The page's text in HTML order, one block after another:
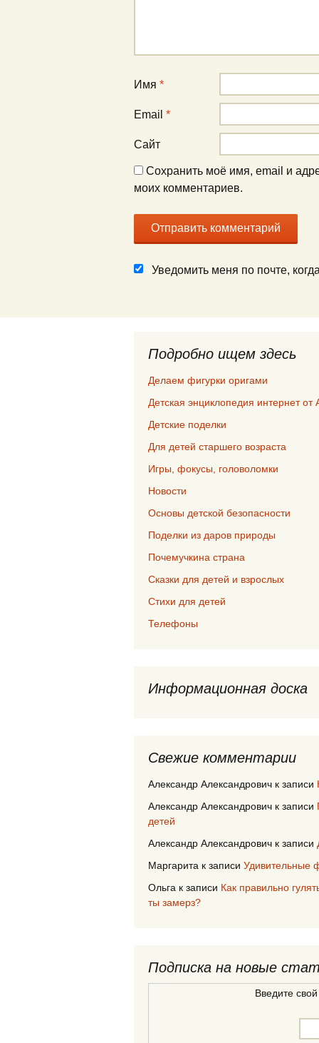
Имя *
Email *
Сайт
Сохранить моё имя, email и
моих комментариев.
Уведомить меня по почте,
Подробно ищем здесь
Делаем фигурки оригами
Детская энциклопедия интернет от
Детские поделки
Для детей старшего возраста
Игры, фокусы, головоломки
Новости
Основы детской безопасности
Поделки из даров природы
Почемучкина страна
Сказки для детей и взрослых
Стихи для детей
Телефоны
Информационная доска
Свежие комментарии
Александр Александрович к записи
Александр Александрович к записи
детей
Александр Александрович к записи
Маргарита к записи Удивительные
Ольга к записи Как правильно
ты замерз?
Подписка на новые
Введите